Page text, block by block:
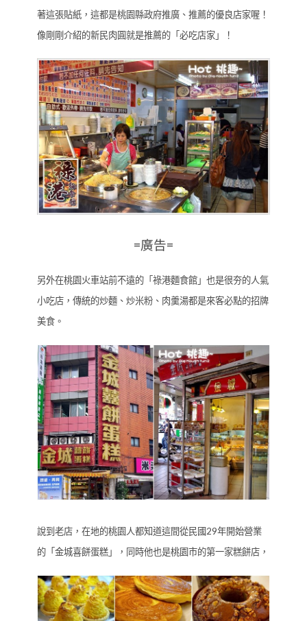
著這張貼紙，這都是桃園縣政府推廣、推薦的優良店家喔！
像剛剛介紹的新民肉圓就是推薦的「必吃店家」！
=廣告=
另外在桃園火車站前不遠的「祿港麵食館」也是很夯的人氣
小吃店，傳統的炒麵、炒米粉、肉羹湯都是來客必點的招牌
美食。
說到老店，在地的桃園人都知道這間從民國29年開始營業
的「金城喜餅蛋糕」，同時他也是桃園市的第一家糕餅店，